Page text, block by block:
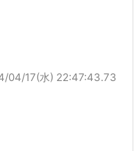
04/17(水) 22:47:43.73